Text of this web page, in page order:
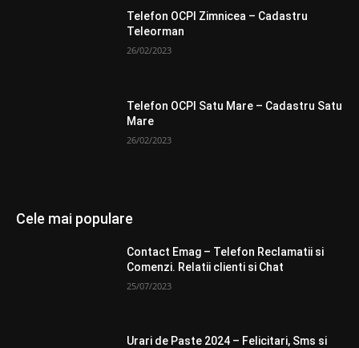
Telefon OCPI Zimnicea – Cadastru
Teleorman
26/02/2023
Telefon OCPI Satu Mare – Cadastru Satu
Mare
26/02/2023
Cele mai populare
Contact Emag – Telefon Reclamatii si
Comenzi. Relatii clienti si Chat
25/07/2023
Urari de Paste 2024 – Felicitari, Sms si